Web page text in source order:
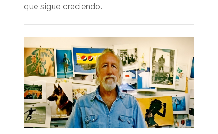
que sigue creciendo.